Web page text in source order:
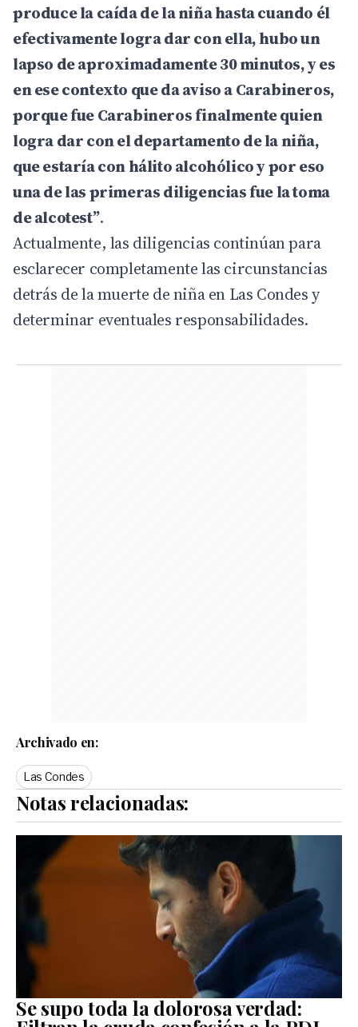
produce la caída de la niña hasta cuando él
efectivamente logra dar con ella, hubo un
lapso de aproximadamente 30 minutos, y es
en ese contexto que da aviso a Carabineros,
porque fue Carabineros finalmente quien
logra dar con el departamento de la niña,
que estaría con hálito alcohólico y por eso
una de las primeras diligencias fue la toma
de alcotest”.
Actualmente, las diligencias continúan para
esclarecer completamente las circunstancias
detrás de la muerte de niña en Las Condes y
determinar eventuales responsabilidades.
Archivado en:
Las Condes
Notas relacionadas:
Se supo toda la dolorosa verdad: